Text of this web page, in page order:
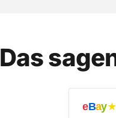
Das
eBay